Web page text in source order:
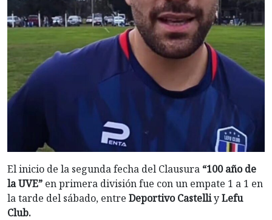
El inicio de la segunda fecha del Clausura “100 año de
la UVE” en primera división fue con un empate 1 a 1 en
la tarde del sábado, entre Deportivo CastelliyLefu
Club.